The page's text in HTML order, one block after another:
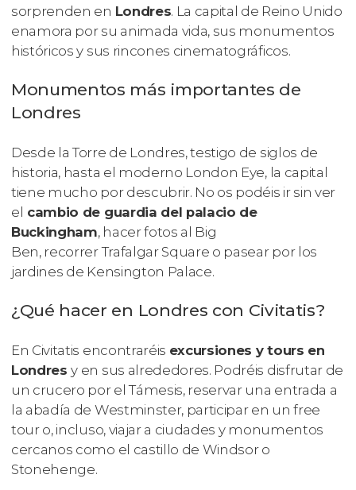
sorprenden en Londres. La capital de Reino Unido
enamora por su animada vida, sus monumentos
históricos y sus rincones cinematográficos.
Monumentos más importantes de
Londres
Desde la Torre de Londres, testigo de siglos de
historia, hasta el moderno London Eye, la capital
tiene mucho por descubrir. No os podéis ir sin ver
el cambio de guardia del palacio de
Buckingham, hacer fotos al Big
Ben, recorrer Trafalgar Square o pasear por los
jardines de Kensington Palace.
¿Qué hacer en Londres con Civitatis?
En Civitatis encontraréis excursiones y tours en
Londresy en sus alrededores. Podréis disfrutar de
un crucero por el Támesis, reservar una entrada a
la abadía de Westminster, participar en un free
tour o, incluso, viajar a ciudades y monumentos
cercanos como el castillo de Windsor o
Stonehenge.